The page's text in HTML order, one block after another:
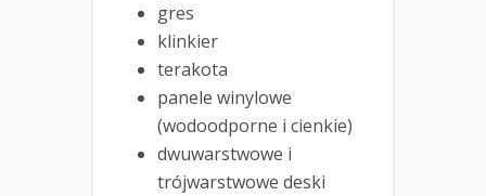
gres
klinkier
terakota
panele winylowe
(wodoodporne i cienkie)
dwuwarstwowe i
trójwarstwowe deski